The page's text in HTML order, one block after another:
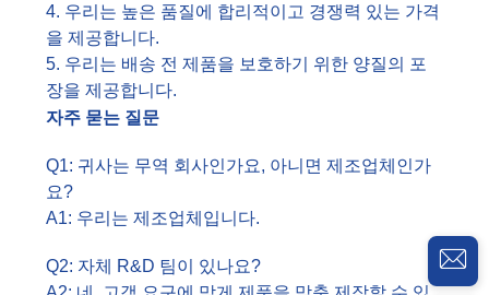
4. 우리는 높은 품질에 합리적이고 경쟁력 있는 가격
을 제공합니다.
5. 우리는 배송 전 제품을 보호하기 위한 양질의 포
장을 제공합니다.
자주 묻는 질문
Q1: 귀사는 무역 회사인가요, 아니면 제조업체인가
요?
A1: 우리는 제조업체입니다.
Q2: 자체 R&D 팀이 있나요?